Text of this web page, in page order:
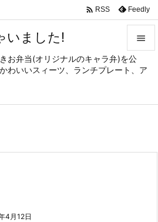
いました!
お弁当(オリジナルのキャラ弁)を公
わいいスィーツ、ランチプレート、ア


メニュ
サイド

 RSS Feedly
4月12日